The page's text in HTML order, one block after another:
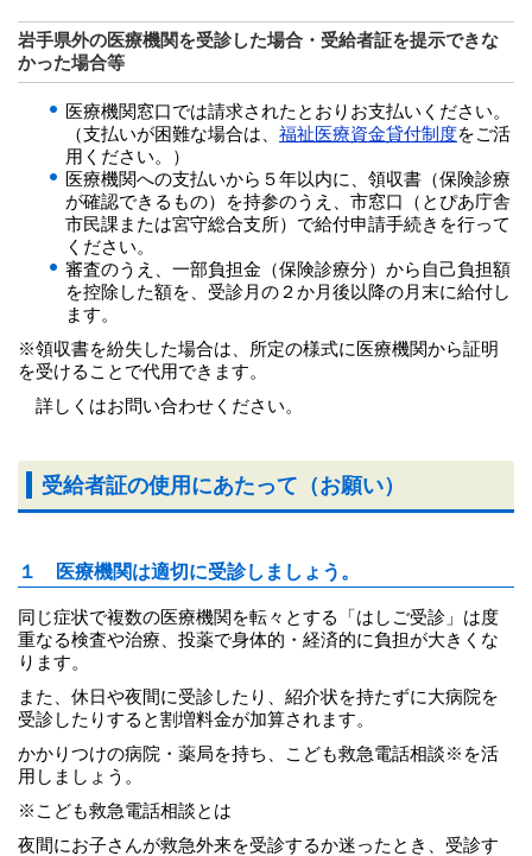
岩手県外の医療機関を受診した場合・受給者証を提示できな
かった場合等
医療機関窓口では請求されたとおりお支払いください。
（支払いが困難な場合は、 福祉医療資金貸付制度をご活
用ください。）
医療機関への支払いから５年以内に、領収書（保険診療
が確認できるもの）を持参のうえ、市窓口（とぴあ庁舎
市民課または宮守総合支所）で給付申請手続きを行って
ください。
審査のうえ、一部負担金（保険診療分）から自己負担額
を控除した額を、受診月の２か月後以降の月末に給付し
ます。
※領収書を紛失した場合は、所定の様式に医療機関から証明
を受けることで代用できます。
詳しくはお問い合わせください。
受給者証の使用にあたって（お願い）
１ 医療機関は適切に受診しましょう。
同じ症状で複数の医療機関を転々とする「はしご受診」は度
重なる検査や治療、投薬で身体的・経済的に負担が大きくな
ります。
また、休日や夜間に受診したり、紹介状を持たずに大病院を
受診したりすると割増料金が加算されます。
かかりつけの病院・薬局を持ち、こども救急電話相談※を活
用しましょう。
※こども救急電話相談とは
夜間にお子さんが救急外来を受診するか迷ったとき、受診す